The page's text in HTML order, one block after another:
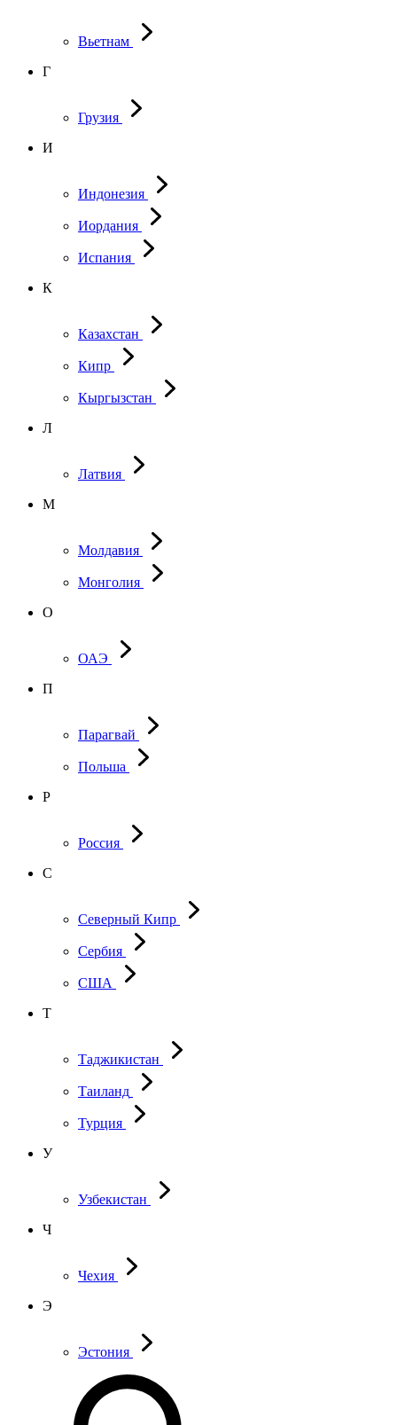
Вьетнам
Г
Грузия
И
Индонезия
Иордания
Испания
К
Казахстан
Кипр
Кыргызстан
Л
Латвия
М
Молдавия
Монголия
О
ОАЭ
П
Парагвай
Польша
Р
Россия
С
Северный Кипр
Сербия
США
Т
Таджикистан
Таиланд
Турция
У
Узбекистан
Ч
Чехия
Э
Эстония